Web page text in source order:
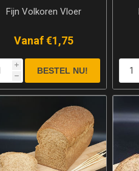
Fijn Volkoren Vloer
Vanaf €1,75
i
h